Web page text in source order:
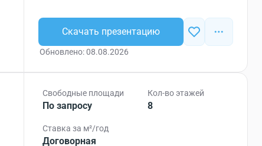
Скачать презентацию
Обновлено: 08.08.2026
Свободные площади
По запросу
Кол-во этажей
8
Ставка за м²/год
Договорная